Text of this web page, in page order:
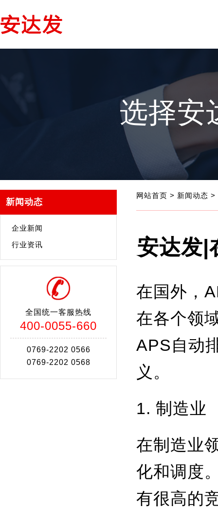
选择安
新闻动态
企业新闻
行业资讯
全国统一客服热线
400-0055-660
0769-2202 0566
0769-2202 0568
网站首页 > 新闻动态 >
安达发|
在国外，
在各个领
APS自动
义。
1. 制造业
在制造业
化和调度
有很高的